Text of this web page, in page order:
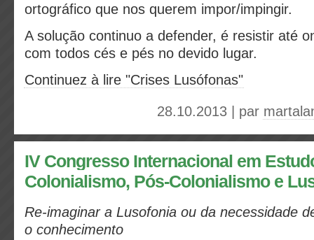
ortográfico que nos querem impor/impingir.
A solução continuo a defender, é resistir até
com todos cés e pés no devido lugar.
Continuez à lire "Crises Lusófonas"
28.10.2013 | par
IV Congresso Internacional em
Colonialismo, Pós-Colonialismo e
Re-imaginar a Lusofonia ou da necessidade
o conhecimento